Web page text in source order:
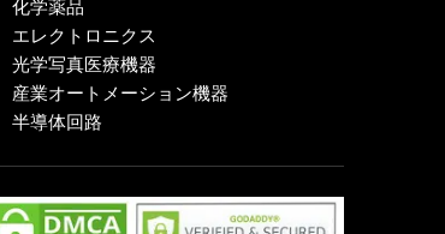
化学薬品
エレクトロニクス
光学写真医療機器
産業オートメーション機器
半導体回路